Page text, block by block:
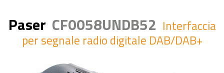
Paser CF0058UNDB52 Interfaccia
per segnale radio digitale DAB/DAB+